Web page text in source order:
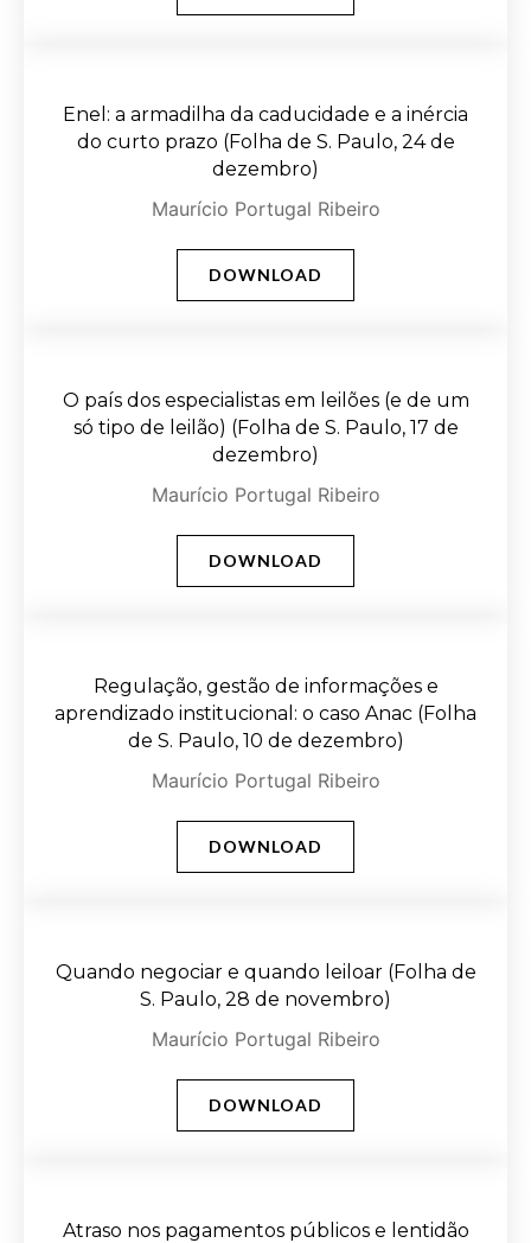
Enel: a armadilha da caducidade e a inércia
do curto prazo (Folha de S. Paulo, 24 de
dezembro)
Maurício Portugal Ribeiro
DOWNLOAD
O país dos especialistas em leilões (e de um
só tipo de leilão) (Folha de S. Paulo, 17 de
dezembro)
Maurício Portugal Ribeiro
DOWNLOAD
Regulação, gestão de informações e
aprendizado institucional: o caso Anac (Folha
de S. Paulo, 10 de dezembro)
Maurício Portugal Ribeiro
DOWNLOAD
Quando negociar e quando leiloar (Folha de
S. Paulo, 28 de novembro)
Maurício Portugal Ribeiro
DOWNLOAD
Atraso nos pagamentos públicos e lentidão